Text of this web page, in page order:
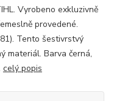
Vyrobeno exkluzivně
provedené.
Tento šestivrstvý
materiál. Barva černá,
celý popis